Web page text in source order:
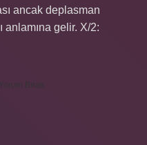
ancak deplasman
anlamına gelir. X/2:
Yorum Bırak